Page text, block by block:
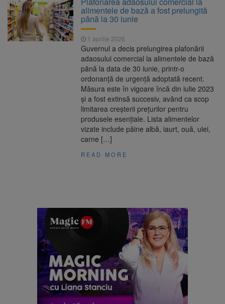
Ormeniș
6 august 2026
AUR a lansat platforma
suspeND.ro pentru urmărirea inițiativei de
suspendare a președintelui Nicușor Dan
6 august 2026
Înalta Curte analizează
dosarul lui Călin Georgescu și Horațiu Potra.
Judecătorii decid dacă începe procesul
Strategia națională pentru
biodiversitate 2026-2030, adoptată de Senat.
Proiectul merge la promulgare
alimentele de bază a fost prelungită
până la 30 iunie
1 aprilie 2026
Guvernul a decis prelungirea plafonării
adaosului comercial la alimentele de bază
până la data de 30 iunie, printr-o
ordonanță de urgență adoptată recent.
Măsura este în vigoare încă din iulie 2023
și a fost extinsă succesiv, având ca scop
limitarea creșterii prețurilor pentru
produsele esențiale. Lista alimentelor
vizate include pâine albă, iaurt, ouă, ulei,
carne […]
READ MORE